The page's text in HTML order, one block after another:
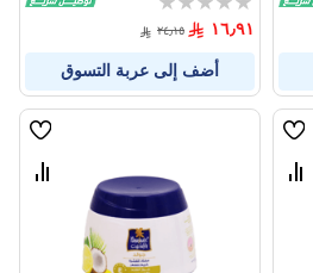
0%
١٦٫٩١ ٢٤٫١٥
أضف إلى عربة التسوق
قائمة
قارن
قائمة
قارن